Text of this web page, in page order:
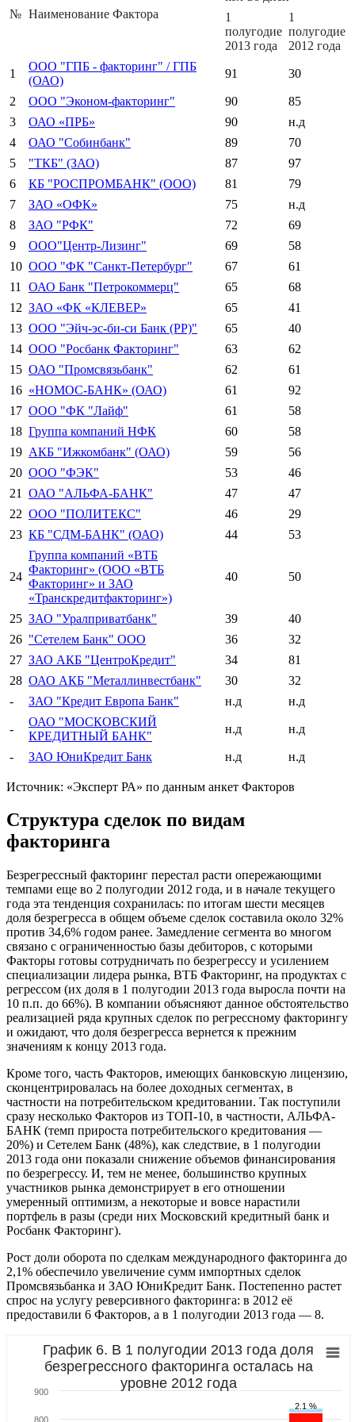
№ Наименование Фактора
1
полугодие
2013 года
1
полугодие
2012 года
1
ООО "ГПБ - факторинг" / ГПБ
(ОАО)
91 30
2 ООО "Эконом-факторинг" 90
85
3
ОАО «ПРБ» 90
н.д
4
ОАО "Собинбанк" 89
70
5
"ТКБ" (ЗАО) 87
97
6
КБ "РОСПРОМБАНК" (ООО) 81
79
7
ЗАО «ОФК» 75
н.д
8
ЗАО "РФК" 72
69
9
ООО"Центр-Лизинг" 69
58
10 ООО "ФК "Санкт-Петербург" 67
61
11
ОАО Банк "Петрокоммерц" 65
68
12 ЗАО «ФК «КЛЕВЕР» 65
41
13 ООО "Эйч-эс-би-си Банк (РР)" 65
40
14 ООО "Росбанк Факторинг" 63
62
15 ОАО "Промсвязьбанк" 62
61
16 «НОМОС-БАНК» (ОАО) 61
92
17 ООО "ФК "Лайф" 61
58
18 Группа компаний НФК 60
58
19 АКБ "Ижкомбанк" (ОАО) 59
56
20 ООО "ФЭК" 53
46
21
ОАО "АЛЬФА-БАНК" 47
47
22 ООО "ПОЛИТЕКС" 46
29
23 КБ "СДМ-БАНК" (ОАО) 44 53
24
Группа компаний «ВТБ
Факторинг» (ООО «ВТБ
Факторинг» и ЗАО
«Транскредитфакторинг»)
40 50
25 ЗАО "Уралприватбанк" 39
40
26 "Сетелем Банк" ООО 36
32
27 ЗАО АКБ "ЦентроКредит" 34
81
28 ОАО АКБ "Металлинвестбанк" 30
32
-
ЗАО "Кредит Европа Банк" н.д н.д
-
ОАО "МОСКОВСКИЙ
КРЕДИТНЫЙ БАНК"
н.д н.д
- ЗАО ЮниКредит Банк н.д н.д
Источник: «Эксперт РА» по данным анкет Факторов
Структура сделок по видам
факторинга
Безрегрессный факторинг перестал расти опережающими
темпами еще во 2 полугодии 2012 года, и в начале текущего
года эта тенденция сохранилась: по итогам шести месяцев
доля безрегресса в общем объеме сделок составила около 32%
против 34,6% годом ранее. Замедление сегмента во многом
связано с ограниченностью базы дебиторов, с которыми
Факторы готовы сотрудничать по безрегрессу и усилением
специализации лидера рынка, ВТБ Факторинг, на продуктах с
регрессом (их доля в 1 полугодии 2013 года выросла почти на
10 п.п. до 66%). В компании объясняют данное обстоятельство
реализацией ряда крупных сделок по регрессному факторингу
и ожидают, что доля безрегресса вернется к прежним
значениям к концу 2013 года.
Кроме того, часть Факторов, имеющих банковскую лицензию,
сконцентрировалась на более доходных сегментах, в
частности на потребительском кредитовании. Так поступили
сразу несколько Факторов из ТОП-10, в частности, АЛЬФА-
БАНК (темп прироста потребительского кредитования —
20%) и Сетелем Банк (48%), как следствие, в 1 полугодии
2013 года они показали снижение объемов финансирования
по безрегрессу. И, тем не менее, большинство крупных
участников рынка демонстрирует в его отношении
умеренный оптимизм, а некоторые и вовсе нарастили
портфель в разы (среди них Московский кредитный банк и
Росбанк Факторинг).
Рост доли оборота по сделкам международного факторинга до
2,1% обеспечило увеличение сумм импортных сделок
Промсвязьбанка и ЗАО ЮниКредит Банк. Постепенно растет
спрос на услугу реверсивного факторинга: в 2012 её
предоставили 6 Факторов, а в 1 полугодии 2013 года — 8.
График 6. В 1 полугодии 2013 года доля
безрегрессного факторинга осталась на
уровне 2012 года
2.1 %
2.1 %
800
900